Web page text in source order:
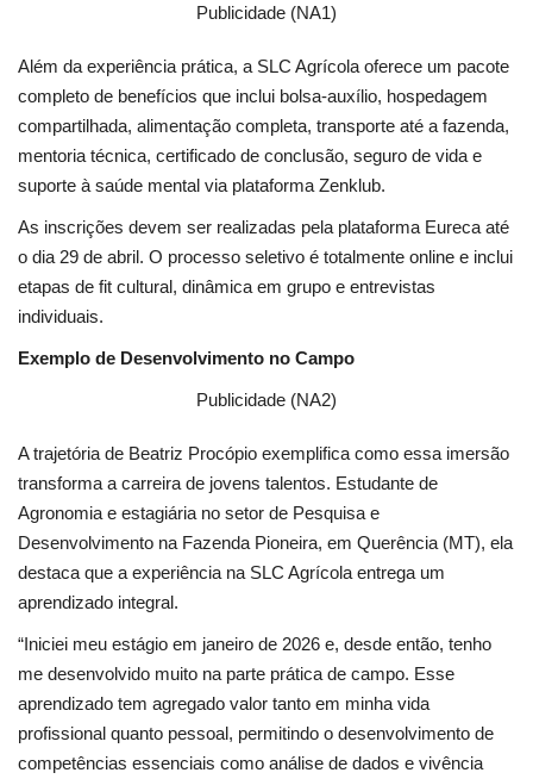
Publicidade (NA1)
Além da experiência prática, a SLC Agrícola oferece um pacote
completo de benefícios que inclui bolsa-auxílio, hospedagem
compartilhada, alimentação completa, transporte até a fazenda,
mentoria técnica, certificado de conclusão, seguro de vida e
suporte à saúde mental via plataforma Zenklub.
As inscrições devem ser realizadas pela plataforma Eureca até
o dia 29 de abril. O processo seletivo é totalmente online e inclui
etapas de fit cultural, dinâmica em grupo e entrevistas
individuais.
Exemplo de Desenvolvimento no Campo
Publicidade (NA2)
A trajetória de Beatriz Procópio exemplifica como essa imersão
transforma a carreira de jovens talentos. Estudante de
Agronomia e estagiária no setor de Pesquisa e
Desenvolvimento na Fazenda Pioneira, em Querência (MT), ela
destaca que a experiência na SLC Agrícola entrega um
aprendizado integral.
“Iniciei meu estágio em janeiro de 2026 e, desde então, tenho
me desenvolvido muito na parte prática de campo. Esse
aprendizado tem agregado valor tanto em minha vida
profissional quanto pessoal, permitindo o desenvolvimento de
competências essenciais como análise de dados e vivência